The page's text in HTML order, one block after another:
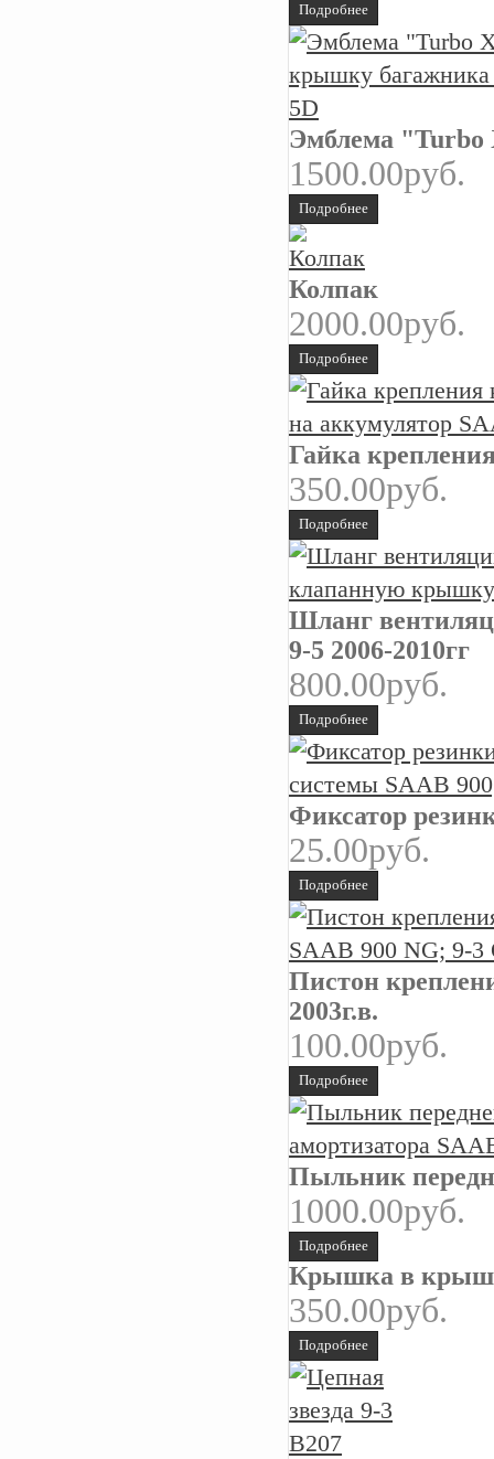
Подробнее
Эмблема "Turbo
1500.00руб.
Подробнее
Колпак
2000.00руб.
Подробнее
Гайка
350.00руб.
Подробнее
Шланг
9-5 2006-2010гг
800.00руб.
Подробнее
Фиксатор
25.00руб.
Подробнее
Пистон
2003г.в.
100.00руб.
Подробнее
Пыльник
1000.00руб.
Подробнее
Крышка в
350.00руб.
Подробнее